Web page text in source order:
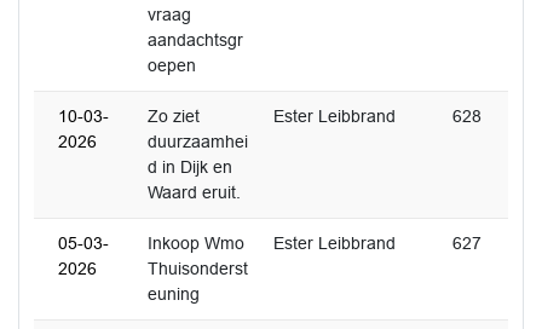
vraag
aandachtsgr
oepen
10-03-
2026
Zo ziet
duurzaamhei
d in Dijk en
Waard eruit.
Ester Leibbrand 628
05-03-
2026
Inkoop Wmo
Thuisonderst
euning
Ester Leibbrand 627